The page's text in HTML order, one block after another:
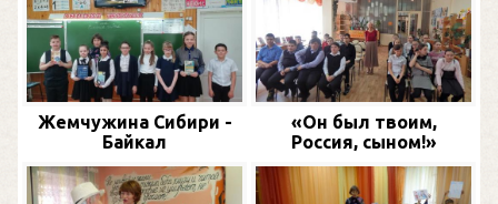
Жемчужина Сибири -
Байкал
«Он был твоим,
Россия, сыном!»